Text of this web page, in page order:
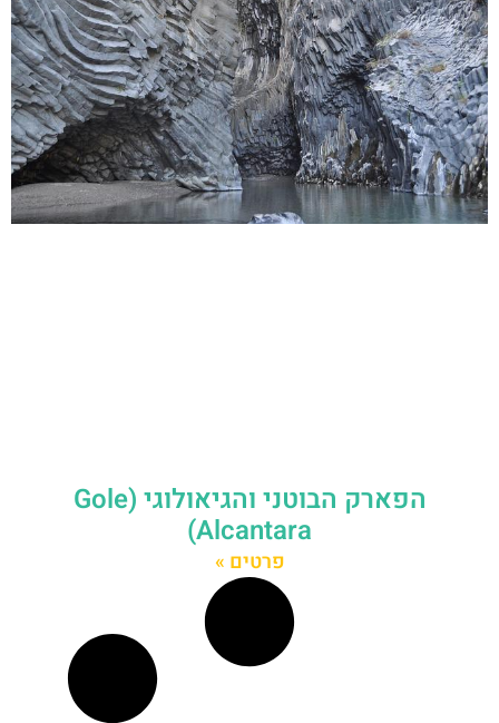
הפארק הבוטני והגיאולוגי (Gole
Alcantara)
פרטים »